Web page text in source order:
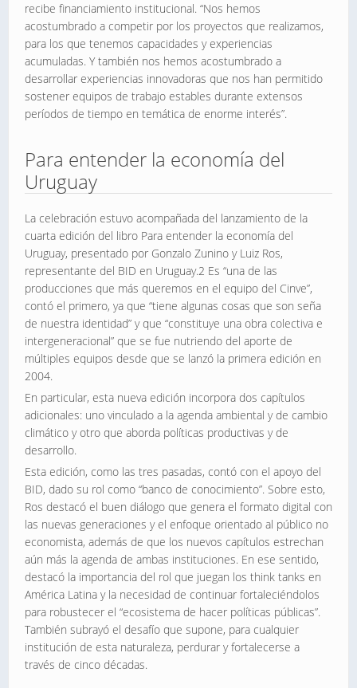
recibe financiamiento institucional. “Nos hemos
acostumbrado a competir por los proyectos que realizamos,
para los que tenemos capacidades y experiencias
acumuladas. Y también nos hemos acostumbrado a
desarrollar experiencias innovadoras que nos han permitido
sostener equipos de trabajo estables durante extensos
períodos de tiempo en temática de enorme interés”.
Para entender la economía del
Uruguay
La celebración estuvo acompañada del lanzamiento de la
cuarta edición del libro Para entender la economía del
Uruguay, presentado por Gonzalo Zunino y Luiz Ros,
representante del BID en Uruguay.2 Es “una de las
producciones que más queremos en el equipo del Cinve”,
contó el primero, ya que “tiene algunas cosas que son seña
de nuestra identidad” y que “constituye una obra colectiva e
intergeneracional” que se fue nutriendo del aporte de
múltiples equipos desde que se lanzó la primera edición en
2004.
En particular, esta nueva edición incorpora dos capítulos
adicionales: uno vinculado a la agenda ambiental y de cambio
climático y otro que aborda políticas productivas y de
desarrollo.
Esta edición, como las tres pasadas, contó con el apoyo del
BID, dado su rol como “banco de conocimiento”. Sobre esto,
Ros destacó el buen diálogo que genera el formato digital con
las nuevas generaciones y el enfoque orientado al público no
economista, además de que los nuevos capítulos estrechan
aún más la agenda de ambas instituciones. En ese sentido,
destacó la importancia del rol que juegan los think tanks en
América Latina y la necesidad de continuar fortaleciéndolos
para robustecer el “ecosistema de hacer políticas públicas”.
También subrayó el desafío que supone, para cualquier
institución de esta naturaleza, perdurar y fortalecerse a
través de cinco décadas.